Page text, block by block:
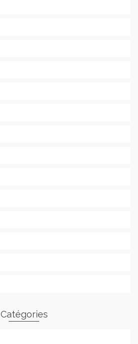
Catégories